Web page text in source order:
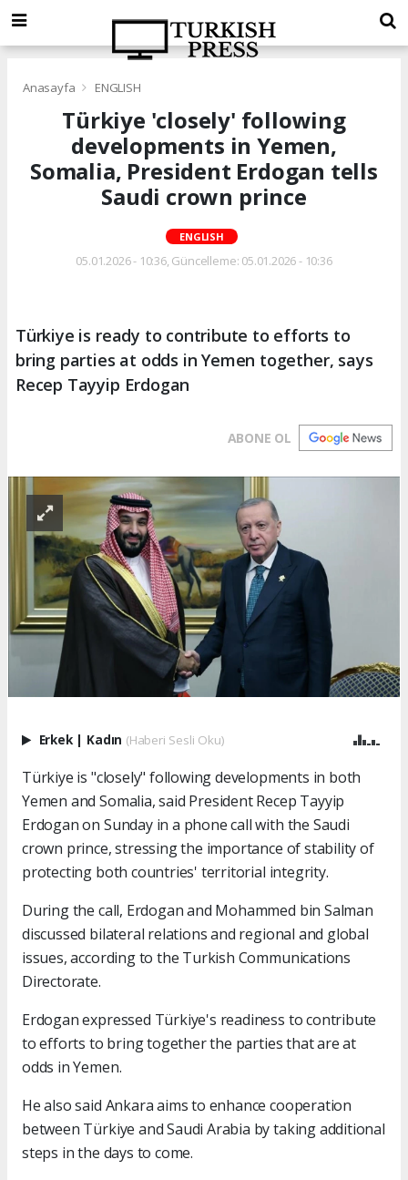
Anasayfa ENGLISH
Türkiye 'closely' following
developments in Yemen,
Somalia, President Erdogan tells
Saudi crown prince
ENGLISH
05.01.2026 - 10:36, Güncelleme: 05.01.2026 - 10:36
Türkiye is ready to contribute to efforts to
bring parties at odds in Yemen together, says
Recep Tayyip Erdogan
ABONE OL
Erkek | Kadın (Haberi Sesli Oku)
Türkiye is "closely" following developments in both
Yemen and Somalia, said President Recep Tayyip
Erdogan on Sunday in a phone call with the Saudi
crown prince, stressing the importance of stability of
protecting both countries' territorial integrity.
During the call, Erdogan and Mohammed bin Salman
discussed bilateral relations and regional and global
issues, according to the Turkish Communications
Directorate.
Erdogan expressed Türkiye's readiness to contribute
to efforts to bring together the parties that are at
odds in Yemen.
He also said Ankara aims to enhance cooperation
between Türkiye and Saudi Arabia by taking additional
steps in the days to come.